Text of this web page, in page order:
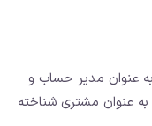
به عنوان مدیر حساب و
عنوان مشتری شناخته